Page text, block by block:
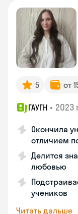
5 от
ГАУГН • 2023
Окончила
отличием
Делится
любовью
учеников
Читать дальше